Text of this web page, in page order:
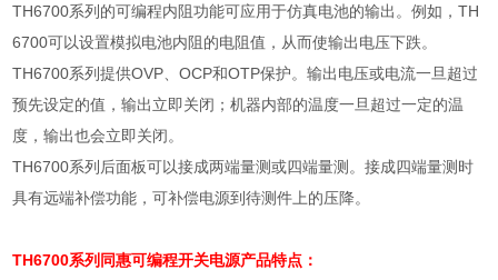
TH6700系列的可编程内阻功能可应用于仿真电池的输出。例如，TH
6700可以设置模拟电池内阻的电阻值，从而使输出电压下跌。
TH6700系列提供OVP 、OCP和OTP保护。输出电压或电流一旦超过
预先设定的值，输出立即关闭；机器内部的温度一旦超过一定的温
度，输出也会立即关闭。
TH6700系列后面板可以接成两端量测或四端量测。接成四端量测时
具有远端补偿功能，可补偿电源到待测件上的压降。
TH6700系列同惠可编程开关电源产品特点：